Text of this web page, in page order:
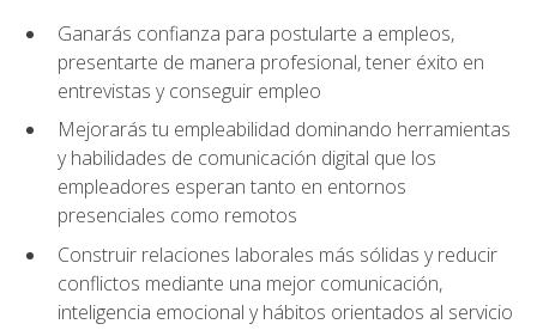
Ganarás confianza para postularte a empleos,
presentarte de manera profesional, tener éxito en
entrevistas y conseguir empleo
Mejorarás tu empleabilidad dominando herramientas
y habilidades de comunicación digital que los
empleadores esperan tanto en entornos
presenciales como remotos
Construir relaciones laborales más sólidas y reducir
conflictos mediante una mejor comunicación,
inteligencia emocional y hábitos orientados al servicio